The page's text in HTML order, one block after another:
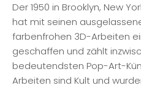
Der 1950 in Brooklyn, New
hat mit seinen
farbenfrohen 3D-Arbeiten
geschaffen und zählt
bedeutendsten Pop-Art-
Arbeiten sind Kult und